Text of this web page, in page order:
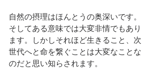
自然の摂理はほんとうの奥深いです。
そしてある意味では大変非情でもあり
ます。しかしそれほど生きること、次
世代へと命を繋ぐことは大変なことな
のだと思い知らされます。